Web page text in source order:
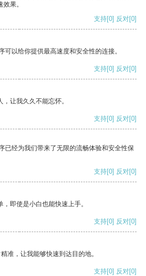
果。
支持[0] 反对[0]
可以给你提供最高速度和安全性的连接。
支持[0] 反对[0]
让我久久不能忘怀。
支持[0] 反对[0]
已经为我们带来了无限的流畅体验和安全性保
支持[0] 反对[0]
即使是小白也能快速上手。
支持[0] 反对[0]
准，让我能够快速到达目的地。
支持[0] 反对[0]